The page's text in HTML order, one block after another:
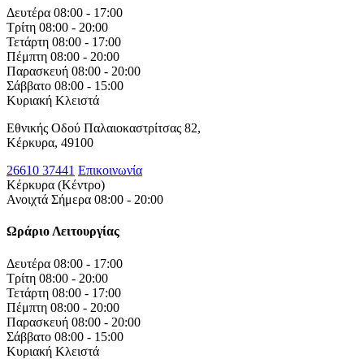
Δευτέρα 08:00 - 17:00
Τρίτη 08:00 - 20:00
Τετάρτη 08:00 - 17:00
Πέμπτη 08:00 - 20:00
Παρασκευή 08:00 - 20:00
Σάββατο 08:00 - 15:00
Κυριακή Κλειστά
Εθνικής Οδού Παλαιοκαστρίτσας 82,
Κέρκυρα, 49100
26610 37441 Επικοινωνία
Κέρκυρα (Κέντρο)
Ανοιχτά Σήμερα 08:00 - 20:00
Ωράριο Λειτουργίας
Δευτέρα 08:00 - 17:00
Τρίτη 08:00 - 20:00
Τετάρτη 08:00 - 17:00
Πέμπτη 08:00 - 20:00
Παρασκευή 08:00 - 20:00
Σάββατο 08:00 - 15:00
Κυριακή Κλειστά